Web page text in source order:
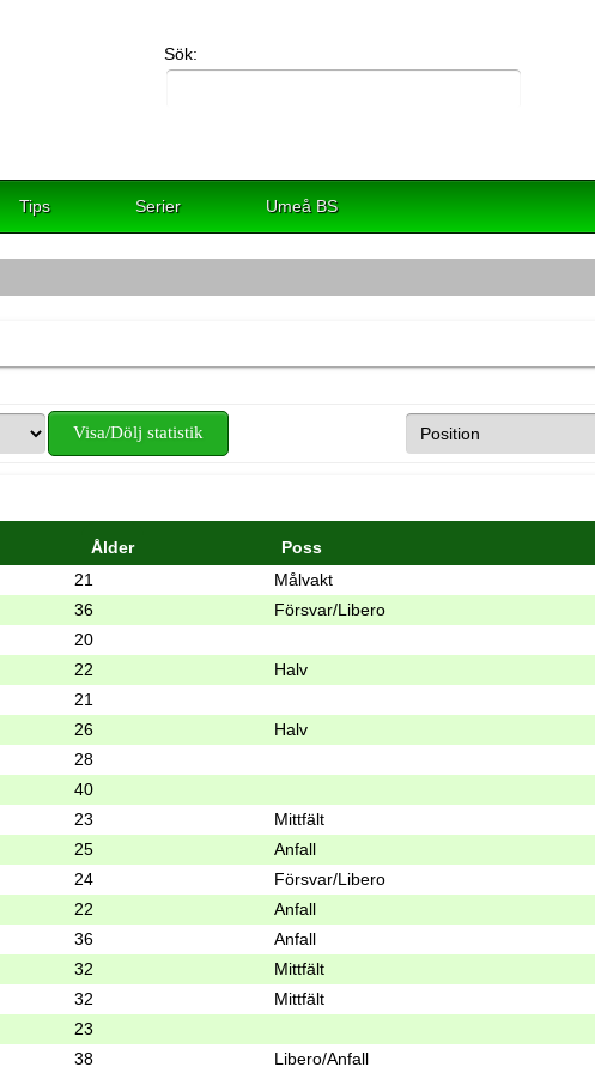
Sök:
Tips Serier Umeå BS
Visa/Dölj statistik
Ålder
Poss
21
Målvakt
36
Försvar/Libero
20
22
Halv
21
26
Halv
28
40
23
Mittfält
25
Anfall
24
Försvar/Libero
22
Anfall
36
Anfall
32
Mittfält
32
Mittfält
23
38 Libero/Anfall